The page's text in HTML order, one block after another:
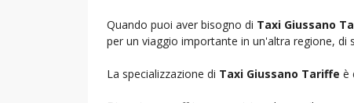
Quando puoi aver bisogno di Taxi Giussano
per un viaggio importante in un'altra regione,
La specializzazione di Taxi Giussano Tariffe è